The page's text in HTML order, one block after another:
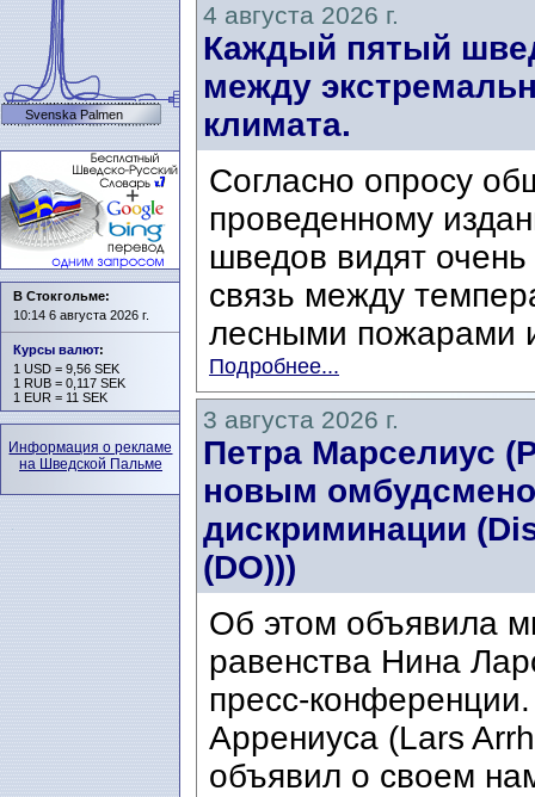
4 августа 2026 г.
Каждый пятый
между
климата.
Согласно опросу
проведенному
шведов видят
связь между
лесными пожарами
Подробнее...
3 августа 2026 г.
Петра Марселиус
новым
дискриминации
(DO)))
Об этом объявила
равенства Нина
пресс-
Аррениуса (Lars
объявил о своем
Svenska Palmen
В Стокгольме:
10:14 6 августа 2026 г.
Курсы валют:
1 USD = 9,56 SEK
1 RUB = 0,117 SEK
1 EUR = 11 SEK
Информация о рекламе
на Шведской Пальме